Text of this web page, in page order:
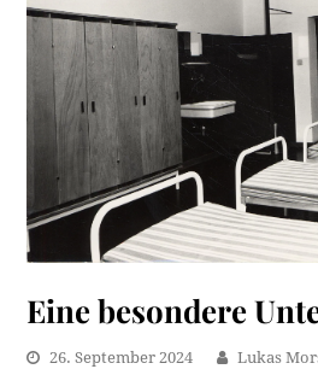
Eine besondere
26. September 2024 Lukas